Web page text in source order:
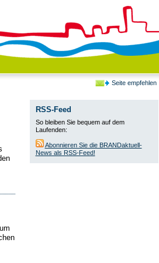
Seite empfehlen
RSS-Feed
So bleiben Sie bequem auf dem
Laufenden:
Abonnieren Sie die BRANDaktuell-
News als RSS-Feed!